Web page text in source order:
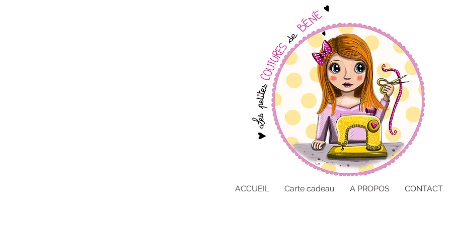
ACCUEIL Carte cadeau A PROPOS CONTACT